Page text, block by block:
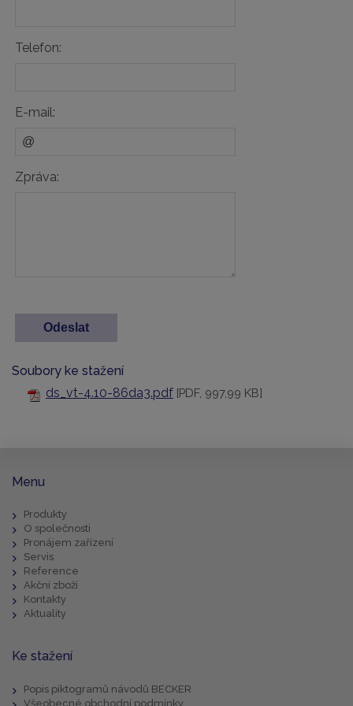
Telefon:
E-mail:
Zpráva:
Soubory ke stažení
ds_vt-4.10-86da3.pdf [PDF, 997,99 KB]
Menu
Produkty
O společnosti
Pronájem zařízení
Servis
Reference
Akční zboží
Kontakty
Aktuality
Ke stažení
Popis piktogramů návodů BECKER
Všeobecné obchodní podmínky